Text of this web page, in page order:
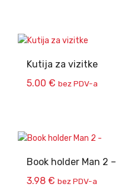
Kutija za vizitke
5.00 € bez PDV-a
Book holder Man 2 –
3.98 € bez PDV-a